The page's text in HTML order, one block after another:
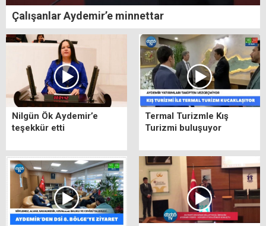
Çalışanlar Aydemir’e minnettar
Nilgün Ök Aydemir’e
teşekkür etti
Termal Turizmle Kış
Turizmi buluşuyor